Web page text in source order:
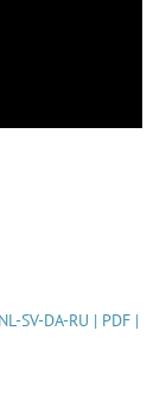
SV-DA-RU | PDF |